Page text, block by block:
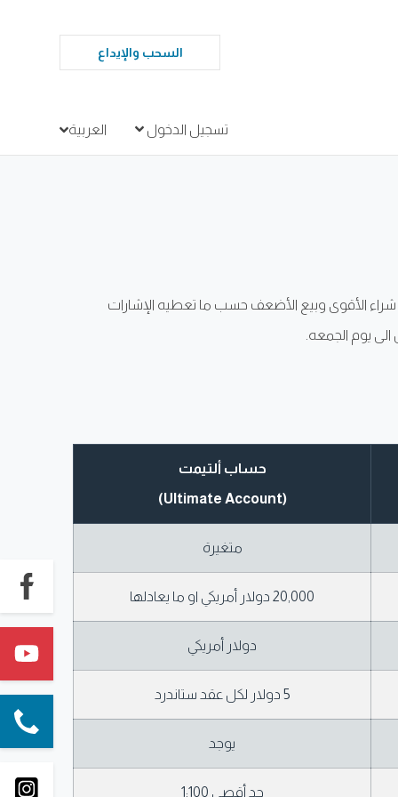
السحب والإيداع
تسجيل الدخول العربية
شراء الأقوى وبيع الأضعف حسب ما تعطيه الإشارات
حساب ألتيمت
(Ultimate Account)
متغيرة
20,000 دولار أمريكي او ما يعادلها
دولار أمريكي
5 دولار لكل عقد ستاندرد
يوجد
حد أقصى 1:100